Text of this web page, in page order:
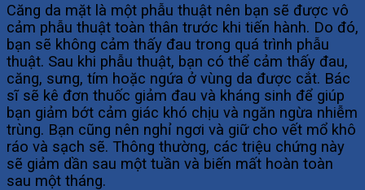
Căng da mặt là một phẫu thuật nên bạn sẽ được vô
cảm phẫu thuật toàn thân trước khi tiến hành. Do đó,
bạn sẽ không cảm thấy đau trong quá trình phẫu
thuật. Sau khi phẫu thuật, bạn có thể cảm thấy đau,
căng, sưng, tím hoặc ngứa ở vùng da được cắt. Bác
sĩ sẽ kê đơn thuốc giảm đau và kháng sinh để giúp
bạn giảm bớt cảm giác khó chịu và ngăn ngừa nhiễm
trùng. Bạn cũng nên nghỉ ngơi và giữ cho vết mổ khô
ráo và sạch sẽ. Thông thường, các triệu chứng này
sẽ giảm dần sau một tuần và biến mất hoàn toàn
sau một tháng.